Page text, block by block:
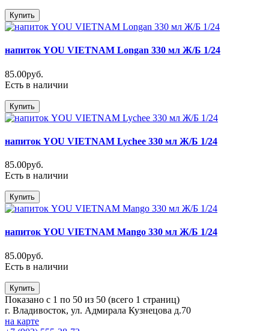
Купить
напиток YOU VIETNAM Longan 330 мл Ж/Б 1/24
85.00руб.
Есть в наличии
Купить
напиток YOU VIETNAM Lychee 330 мл Ж/Б 1/24
85.00руб.
Есть в наличии
Купить
напиток YOU VIETNAM Mango 330 мл Ж/Б 1/24
85.00руб.
Есть в наличии
Купить
Показано с 1 по 50 из 50 (всего 1 страниц)
г. Владивосток, ул. Адмирала Кузнецова д.70
на карте